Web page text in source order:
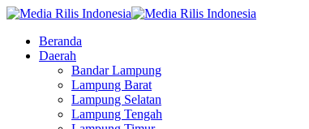
Beranda
Daerah
Bandar Lampung
Lampung Barat
Lampung Selatan
Lampung Tengah